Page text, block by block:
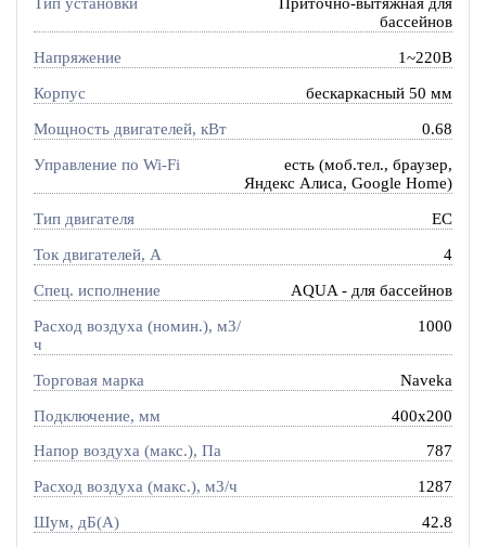
Тип установки
Приточно-вытяжная для
бассейнов
Напряжение 1~220В
Корпус бескаркасный 50 мм
Мощность двигателей, кВт 0.68
Управление по Wi-Fi
есть (моб.тел., браузер,
Яндекс Алиса, Google Home)
Тип двигателя EC
Ток двигателей, А 4
Спец. исполнение AQUA - для бассейнов
Расход воздуха (номин.), м3/
ч
1000
Торговая марка Naveka
Подключение, мм 400x200
Напор воздуха (макс.), Па 787
Расход воздуха (макс.), м3/ч 1287
Шум, дБ(А) 42.8